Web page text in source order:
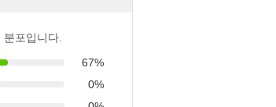
포입니다.
67%
0%